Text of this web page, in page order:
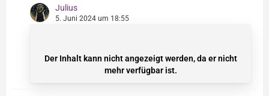
Julius
5. Juni 2024 um 18:55
Der Inhalt kann nicht angezeigt werden, da er nicht
mehr verfügbar ist.